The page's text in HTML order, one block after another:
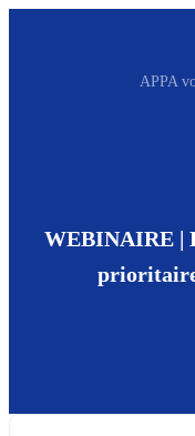
APPA
WEBINAIRE |